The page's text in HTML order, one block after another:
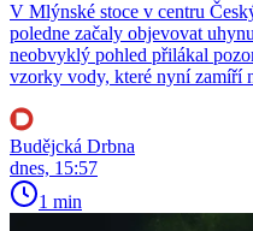
V Mlýnské stoce v centru
poledne začaly objevovat
neobvyklý pohled přilákal
vzorky vody, které nyní zamíří
Budějcká Drbna
dnes, 15:57
1 min